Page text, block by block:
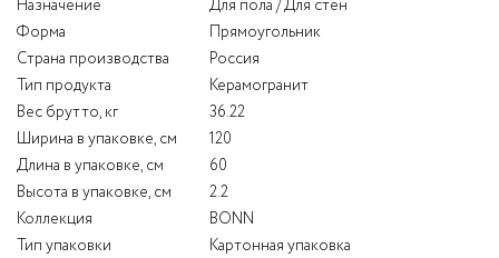
Назначение
Для пола / Для стен
Форма
Прямоугольник
Страна производства
Россия
Тип продукта
Керамогранит
Вес брутто, кг
36.22
Ширина в упаковке, см
120
Длина в упаковке, см
60
Высота в упаковке, см
2.2
Коллекция
BONN
Тип упаковки
Картонная упаковка